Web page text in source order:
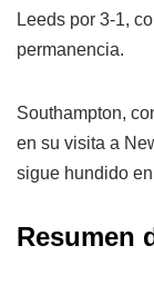
Leeds por 3-1,
permanencia.
Southampton,
en su visita a
sigue hundido
Resumen